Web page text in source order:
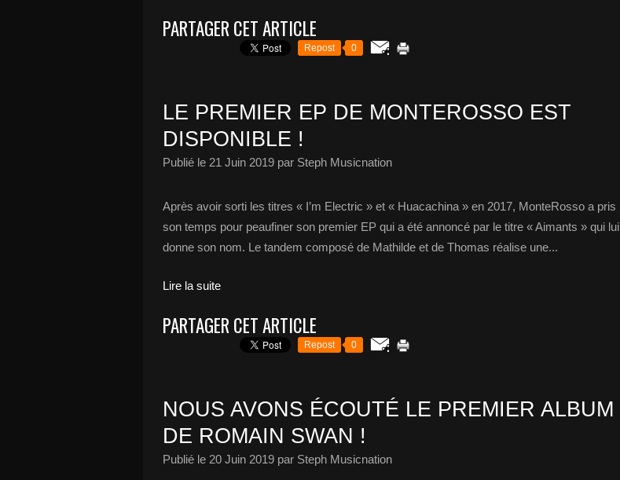
PARTAGER CET ARTICLE
Repost 0
LE PREMIER EP DE MONTEROSSO EST
DISPONIBLE !
Publié le 21 Juin 2019 par Steph Musicnation
Après avoir sorti les titres « I’m Electric » et « Huacachina » en 2017, MonteRosso a pris
son temps pour peaufiner son premier EP qui a été annoncé par le titre « Aimants » qui lui
donne son nom. Le tandem composé de Mathilde et de Thomas réalise une...
Lire la suite
PARTAGER CET ARTICLE
Repost 0
NOUS AVONS ÉCOUTÉ LE PREMIER ALBUM
DE ROMAIN SWAN !
Publié le 20 Juin 2019 par Steph Musicnation